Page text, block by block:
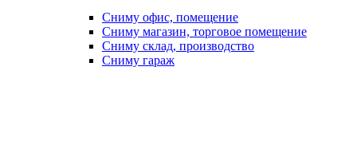
Сниму офис, помещение
Сниму магазин, торговое помещение
Сниму склад, производство
Сниму гараж